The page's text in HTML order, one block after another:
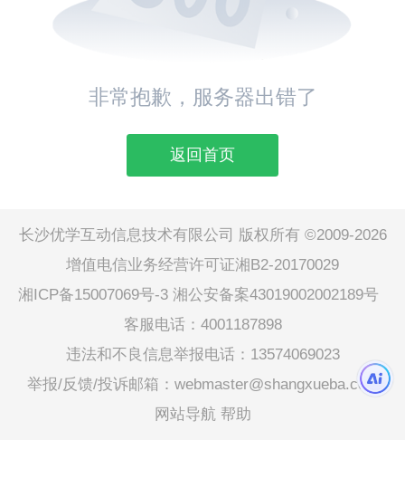
非常抱歉，服务器出错了
返回首页
长沙优学互动信息技术有限公司 版权所有 ©2009-2026
增值电信业务经营许可证湘B2-20170029
湘ICP备15007069号-3 湘公安备案43019002002189号
客服电话：4001187898
违法和不良信息举报电话：13574069023
举报/反馈/投诉邮箱：webmaster@shangxueba.com
网站导航 帮助